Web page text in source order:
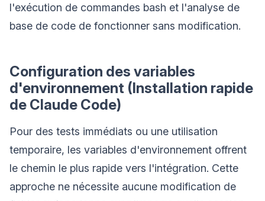
l'exécution de commandes bash et l'analyse de
base de code de fonctionner sans modification.
Configuration des variables
d'environnement (Installation rapide
de Claude Code)
Pour des tests immédiats ou une utilisation
temporaire, les variables d'environnement offrent
le chemin le plus rapide vers l'intégration. Cette
approche ne nécessite aucune modification de